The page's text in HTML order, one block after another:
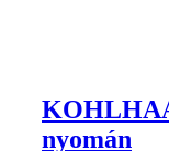
nyomán